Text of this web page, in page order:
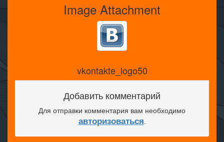
Image Attachment
vkontakte_logo50
Добавить комментарий
Для отправки комментария вам необходимо
авторизоваться.